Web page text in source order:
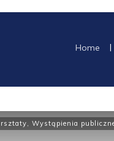
Home |
Wystąpienia